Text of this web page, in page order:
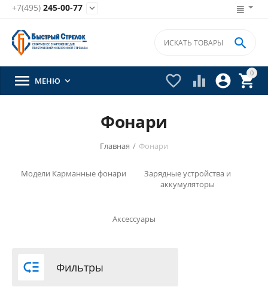
+7(495) 245-00-77 
0


 

 МЕНЮ 
Фонари
Главная / Фонари
Модели Карманные фонари
Зарядные устройства и
аккумуляторы
Аксессуары
 Фильтры